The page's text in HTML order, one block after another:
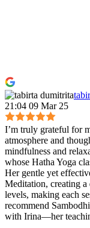
21:04 09 Mar 25
I’m truly grateful for
atmosphere and
mindfulness and
whose Hatha Yoga
Her gentle yet
Meditation, creating a
levels, making each
recommend
with Irina—her